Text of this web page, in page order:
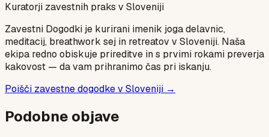
Kuratorji zavestnih praks v Sloveniji
Zavestni Dogodki je kurirani imenik joga delavnic,
meditacij, breathwork sej in retreatov v Sloveniji. Naša
ekipa redno obiskuje prireditve in s prvimi rokami preverja
kakovost — da vam prihranimo čas pri iskanju.
Poišči zavestne dogodke v Sloveniji →
Podobne objave